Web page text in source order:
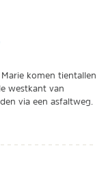
komen tientallen
westkant van
via een asfaltweg.